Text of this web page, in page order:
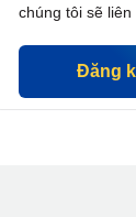
chúng tôi sẽ liên
Đăng